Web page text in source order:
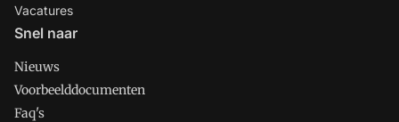
Vacatures
Snel naar
Nieuws
Voorbeelddocumenten
Faq's